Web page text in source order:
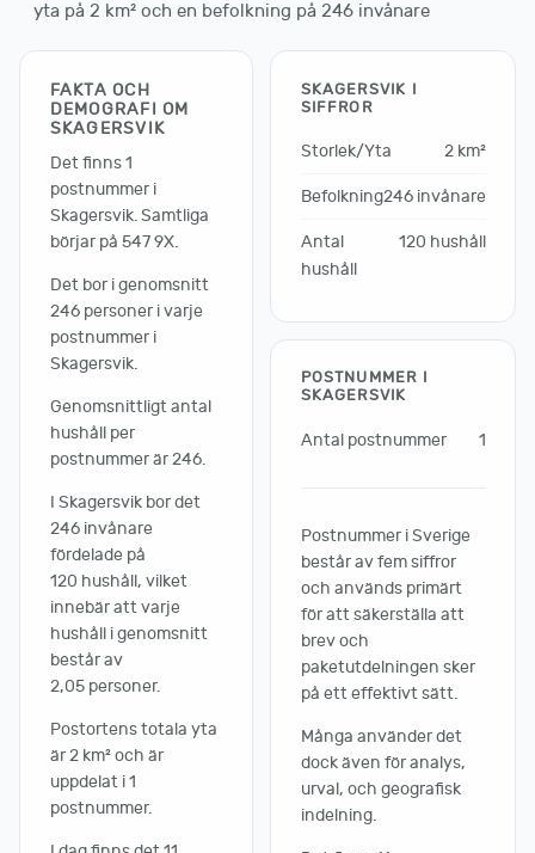
yta på 2 km² och en befolkning på 246 invånare
FAKTA OCH
DEMOGRAFI OM
SKAGERSVIK
Det finns 1
postnummer i
Skagersvik. Samtliga
börjar på 547 9X.
Det bor i genomsnitt
246 personer i varje
postnummer i
Skagersvik.
Genomsnittligt antal
hushåll per
postnummer är 246.
I Skagersvik bor det
246 invånare
fördelade på
120 hushåll, vilket
innebär att varje
hushåll i genomsnitt
består av
2,05 personer.
Postortens totala yta
är 2 km² och är
uppdelat i 1
postnummer.
SKAGERSVIK I
SIFFROR
Storlek/Yta 2 km²
Befolkning246 invånare
Antal
hushåll
120 hushåll
POSTNUMMER I
SKAGERSVIK
Antal postnummer 1
Postnummer i Sverige
består av fem siffror
och används primärt
för att säkerställa att
brev och
paketutdelningen sker
på ett effektivt sätt.
Många använder det
dock även för analys,
urval, och geografisk
indelning.